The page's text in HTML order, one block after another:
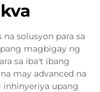
solusyon para sa
magbigay ng
sa iba't ibang
may advanced na
upang